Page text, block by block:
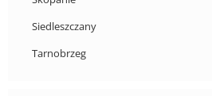
Siedleszczany
Tarnobrzeg